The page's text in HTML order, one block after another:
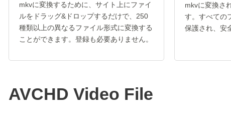
mkvに変換するために、サイト上にファイ
ルをドラッグ&ドロップするだけで、250
種類以上の異なるファイル形式に変換する
ことができます。登録も必要ありません。
mkvに変換さ
す。すべての
保護され、安
AVCHD Video File